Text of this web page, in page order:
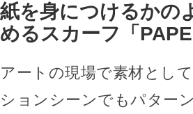
紙を身につけるかの
めるスカーフ「
アートの現場で素材とし
ションシーンでもパター